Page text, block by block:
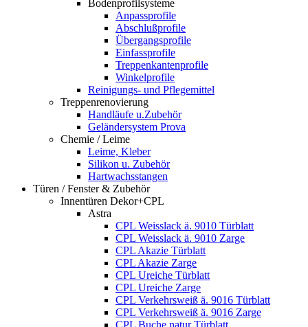
Bodenprofilsysteme
Anpassprofile
Abschlußprofile
Übergangsprofile
Einfassprofile
Treppenkantenprofile
Winkelprofile
Reinigungs- und Pflegemittel
Treppenrenovierung
Handläufe u.Zubehör
Geländersystem Prova
Chemie / Leime
Leime, Kleber
Silikon u. Zubehör
Hartwachsstangen
Türen / Fenster & Zubehör
Innentüren Dekor+CPL
Astra
CPL Weisslack ä. 9010 Türblatt
CPL Weisslack ä. 9010 Zarge
CPL Akazie Türblatt
CPL Akazie Zarge
CPL Ureiche Türblatt
CPL Ureiche Zarge
CPL Verkehrsweiß ä. 9016 Türblatt
CPL Verkehrsweiß ä. 9016 Zarge